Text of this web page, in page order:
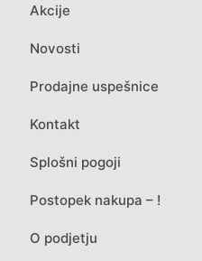
Akcije
Novosti
Prodajne uspešnice
Kontakt
Splošni pogoji
Postopek nakupa – !
O podjetju